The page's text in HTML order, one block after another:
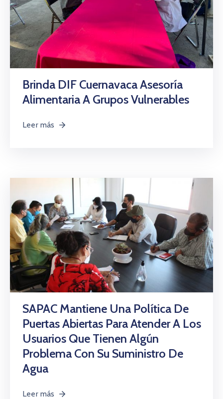
Brinda DIF Cuernavaca Asesoría
Alimentaria A Grupos Vulnerables
Leer más
SAPAC Mantiene Una Política De
Puertas Abiertas Para Atender A Los
Usuarios Que Tienen Algún
Problema Con Su Suministro De
Agua
Leer más